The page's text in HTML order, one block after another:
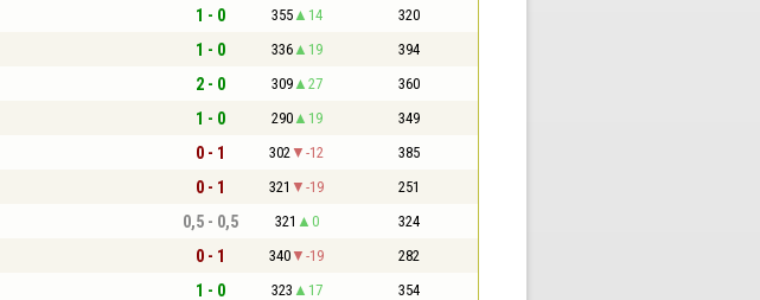
1 - 0 355 14 320
1 - 0 336 19 394
2 - 0 309 27 360
1 - 0 290 19 349
0 - 1 302 -12 385
0 - 1 321 -19 251
0,5 - 0,5 321 0 324
0 - 1 340 -19 282
1 - 0 323 17 354